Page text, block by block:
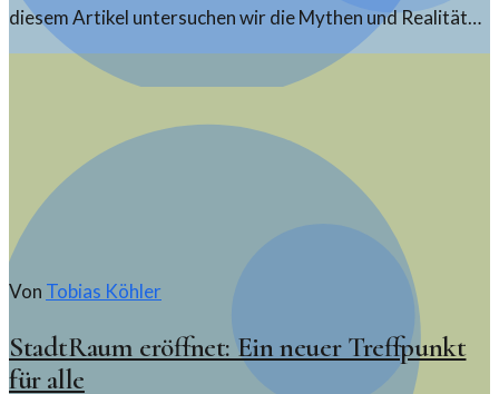
diesem Artikel untersuchen wir die Mythen und Realitäten
seiner Einflussnahme auf die Kunstszene.
Von Tobias Köhler
StadtRaum eröffnet: Ein neuer Treffpunkt
für alle